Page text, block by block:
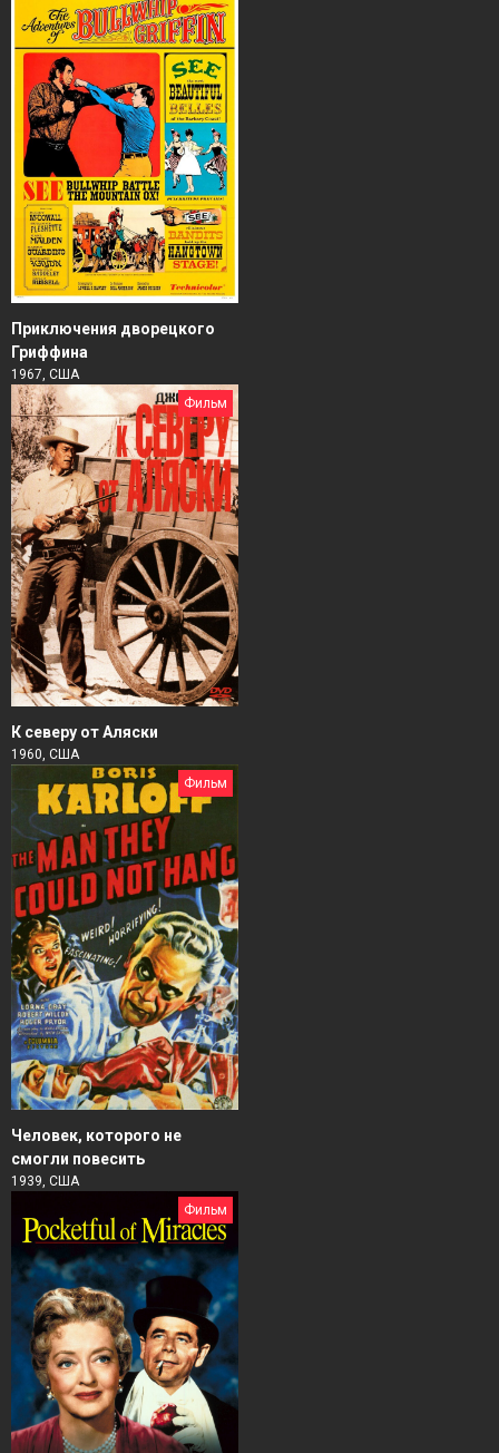
Приключения дворецкого
Гриффина
1967, США
Фильм
К северу от Аляски
1960, США
Фильм
Человек, которого не
смогли повесить
1939, США
Фильм